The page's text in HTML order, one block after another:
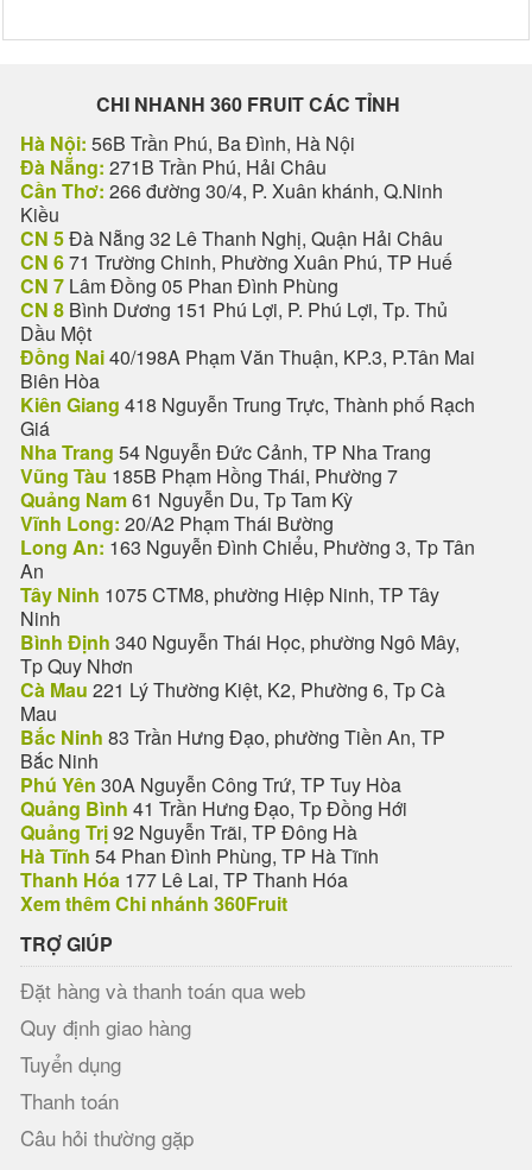
CHI NHANH 360 FRUIT CÁC TỈNH
Hà Nội: 56B Trần Phú, Ba Đình, Hà Nội
Đà Nẵng: 271B Trần Phú, Hải Châu
Cần Thơ: 266 đường 30/4, P. Xuân khánh, Q.Ninh
Kiều
CN 5Đà Nẵng 32 Lê Thanh Nghị, Quận Hải Châu
CN 671 Trường Chinh, Phường Xuân Phú, TP Huế
CN 7 Lâm Đồng 05 Phan Đình Phùng
CN 8 Bình Dương 151 Phú Lợi, P. Phú Lợi, Tp. Thủ
Dầu Một
Đồng Nai40/198A Phạm Văn Thuận, KP.3, P.Tân Mai
Biên Hòa
Kiên Giang 418 Nguyễn Trung Trực, Thành phố Rạch
Giá
Nha Trang 54 Nguyễn Đức Cảnh, TP Nha Trang
Vũng Tàu 185B Phạm Hồng Thái, Phường 7
Quảng Nam61 Nguyễn Du, Tp Tam Kỳ
Vĩnh Long: 20/A2 Phạm Thái Bường
Long An: 163 Nguyễn Đình Chiểu, Phường 3, Tp Tân
An
Tây Ninh 1075 CTM8, phường Hiệp Ninh, TP Tây
Ninh
Bình Định 340 Nguyễn Thái Học, phường Ngô Mây,
Tp Quy Nhơn
Cà Mau 221 Lý Thường Kiệt, K2, Phường 6, Tp Cà
Mau
Bắc Ninh 83 Trần Hưng Đạo, phường Tiền An, TP
Bắc Ninh
Phú Yên 30A Nguyễn Công Trứ, TP Tuy Hòa
Quảng Bình 41 Trần Hưng Đạo, Tp Đồng Hới
Quảng Trị92 Nguyễn Trãi, TP Đông Hà
Hà Tĩnh 54 Phan Đình Phùng, TP Hà Tĩnh
Thanh Hóa 177 Lê Lai, TP Thanh Hóa
Xem thêm Chi nhánh 360Fruit
TRỢ GIÚP
Đặt hàng và thanh toán qua web
Quy định giao hàng
Tuyển dụng
Thanh toán
Câu hỏi thường gặp